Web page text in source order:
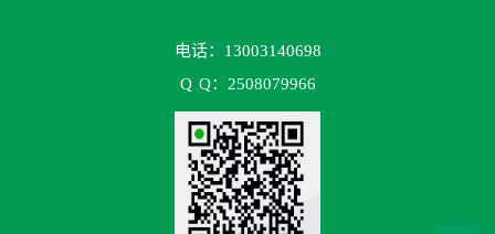
电话：13003140698
Q Q：2508079966